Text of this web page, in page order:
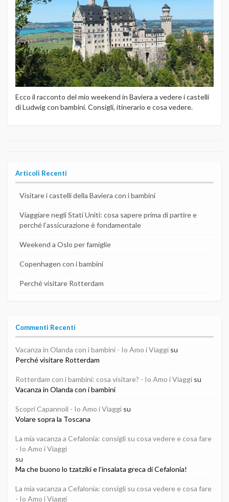
Ecco il racconto del mio weekend in Baviera a vedere i castelli
di Ludwig con bambini. Consigli, itinerario e cosa vedere.
Articoli Recenti
Visitare i castelli della Baviera con i bambini
Viaggiare negli Stati Uniti: cosa sapere prima di partire e
perché l’assicurazione è fondamentale
Weekend a Oslo per famiglie
Copenhagen con i bambini
Perché visitare Rotterdam
Commenti Recenti
Vacanza in Olanda con i bambini - Io Amo i Viaggi su
Perché visitare Rotterdam
Rotterdam con i bambini: cosa visitare? - Io Amo i Viaggi su
Vacanza in Olanda con i bambini
Scopri Capannoli - Io Amo i Viaggi su
Volare sopra la Toscana
La mia vacanza a Cefalonia: consigli su cosa vedere e cosa fare
- Io Amo i Viaggi
su
Ma che buono lo tzatziki e l’insalata greca di Cefalonia!
La mia vacanza a Cefalonia: consigli su cosa vedere e cosa fare
- Io Amo i Viaggi